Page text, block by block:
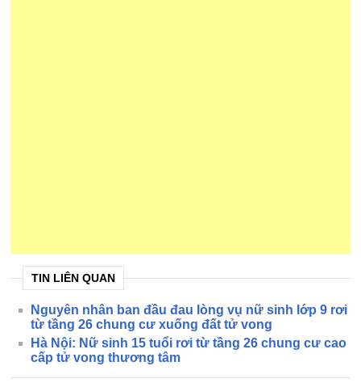
TIN LIÊN QUAN
Nguyên nhân ban đầu đau lòng vụ nữ sinh lớp 9 rơi
từ tầng 26 chung cư xuống đất tử vong
Hà Nội: Nữ sinh 15 tuổi rơi từ tầng 26 chung cư cao
cấp tử vong thương tâm